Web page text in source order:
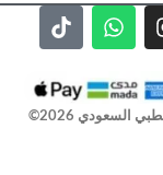
2026©